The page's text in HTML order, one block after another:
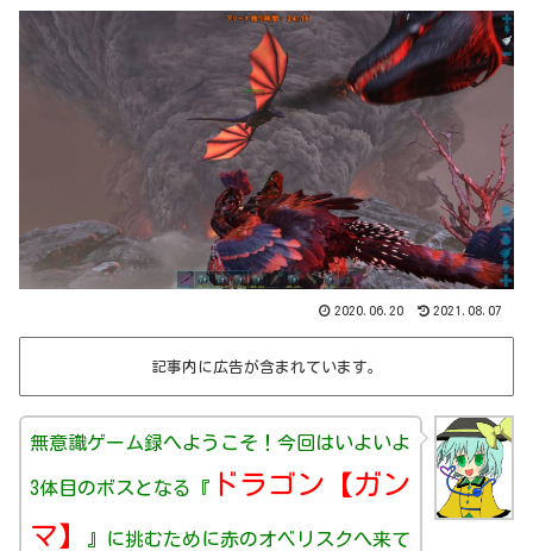
2020.06.20 2021.08.07
記事内に広告が含まれています。
無意識ゲーム録へようこそ！今回はいよいよ
3体目のボスとなる『
ドラゴン【ガン
マ】
』に挑むために赤のオベリスクへ来て